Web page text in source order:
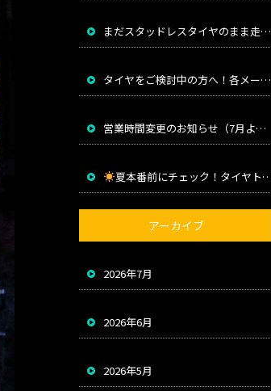
まだスタッドレスタイヤのまま走っていませんか？
タイヤをご検討中の方へ！各メーカー値上げのお知らせ
営業時間変更のお知らせ（7月より）
夏本番前にチェック！タイヤトラブルを防ぐためのポイント
アーカイブ
2026年7月
2026年6月
2026年5月